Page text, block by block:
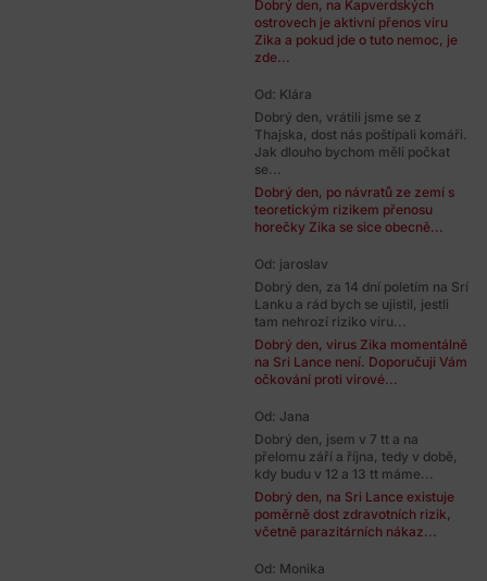
Dobrý den, na Kapverdských
ostrovech je aktivní přenos viru
Zika a pokud jde o tuto nemoc, je
zde...
Od: Klára
Dobrý den, vrátili jsme se z
Thajska, dost nás poštípali komáři.
Jak dlouho bychom měli počkat
se...
Dobrý den, po návratů ze zemí s
teoretickým rizikem přenosu
horečky Zika se sice obecně...
Od: jaroslav
Dobrý den, za 14 dní poletím na Srí
Lanku a rád bych se ujistil, jestli
tam nehrozí riziko viru...
Dobrý den, virus Zika momentálně
na Sri Lance není. Doporučuji Vám
očkování proti virové...
Od: Jana
Dobrý den, jsem v 7 tt a na
přelomu září a října, tedy v době,
kdy budu v 12 a 13 tt máme...
Dobrý den, na Sri Lance existuje
poměrně dost zdravotních rizik,
včetně parazitárních nákaz...
Od: Monika